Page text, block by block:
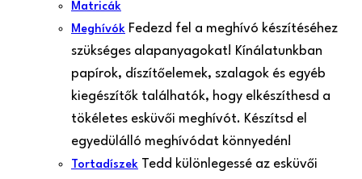
Matricák
Meghívók Fedezd fel a meghívó készítéséhez
szükséges alapanyagokat! Kínálatunkban
papírok, díszítőelemek, szalagok és egyéb
kiegészítők találhatók, hogy elkészíthesd a
tökéletes esküvői meghívót. Készítsd el
egyedülálló meghívódat könnyedén!
Tortadíszek Tedd különlegessé az esküvői